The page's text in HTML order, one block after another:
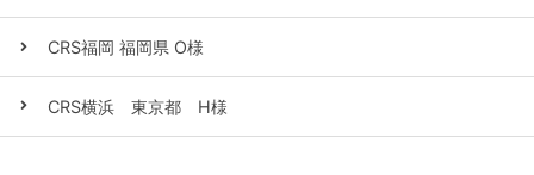
CRS福岡 福岡県 O様
CRS横浜 東京都 H様